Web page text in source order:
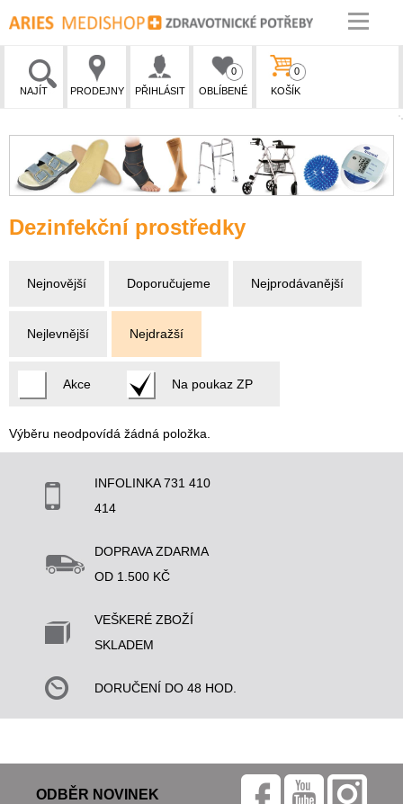
NAJÍT PRODEJNY PŘIHLÁSIT OBLÍBENÉ
0
KOŠÍK
0
Dezinfekční prostředky
Nejnovější Doporučujeme Nejprodávanější
Nejlevnější Nejdražší
Akce Na poukaz ZP
Výběru neodpovídá žádná položka.
INFOLINKA 731 410
414
DOPRAVA ZDARMA
OD 1.500 KČ
VEŠKERÉ ZBOŽÍ
SKLADEM
DORUČENÍ DO 48 HOD.
ODBĚR NOVINEK